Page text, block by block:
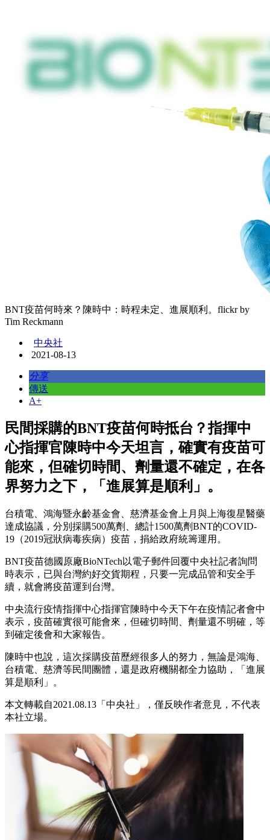
BNT疫苗何時來？陳時中：時程未定、進展順利。flickr by
Tim Reckmann
中央社
2021-08-13
分享
傳送
A+
民間採購的BNT疫苗何時抵台？指揮中
心指揮官陳時中今天坦言，確實有疫苗可
能來，但確切時間、劑量還不確定，在各
界努力之下，「進展算是順利」。
台積電、鴻海暨永齡基金會、慈濟基金會上月與上海復星醫藥
達成協議，分別採購500萬劑、總計1500萬劑BNT的COVID-
19（2019冠狀病毒疾病）疫苗，捐給政府統籌運用。
BNT疫苗德國原廠BioNTech以電子郵件回覆中央社記者詢問
時表示，已與台灣約好交貨期程，只要一完成品管和安全手
續，就會將疫苗運到台灣。
中央流行疫情指揮中心指揮官陳時中今天下午在疫情記者會中
表示，疫苗確實很可能會來，但確切時間、劑量還不明確，等
到確定後會和大家報告。
陳時中也說，這次採購疫苗歷經很多人的努力，無論是鴻海、
台積電、慈濟等民間團體，還是政府機關都全力協助，「進展
算是順利」。
本文轉載自2021.08.13「中央社」，僅反映作者意見，不代表
本社立場。